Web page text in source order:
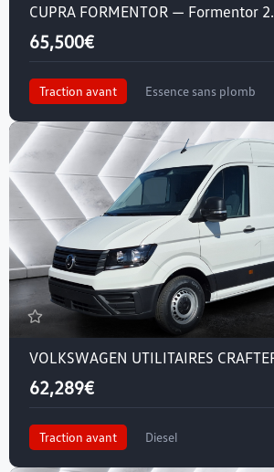
65,500€
Traction avant Essence sans plomb
62,289€
Traction avant Diesel